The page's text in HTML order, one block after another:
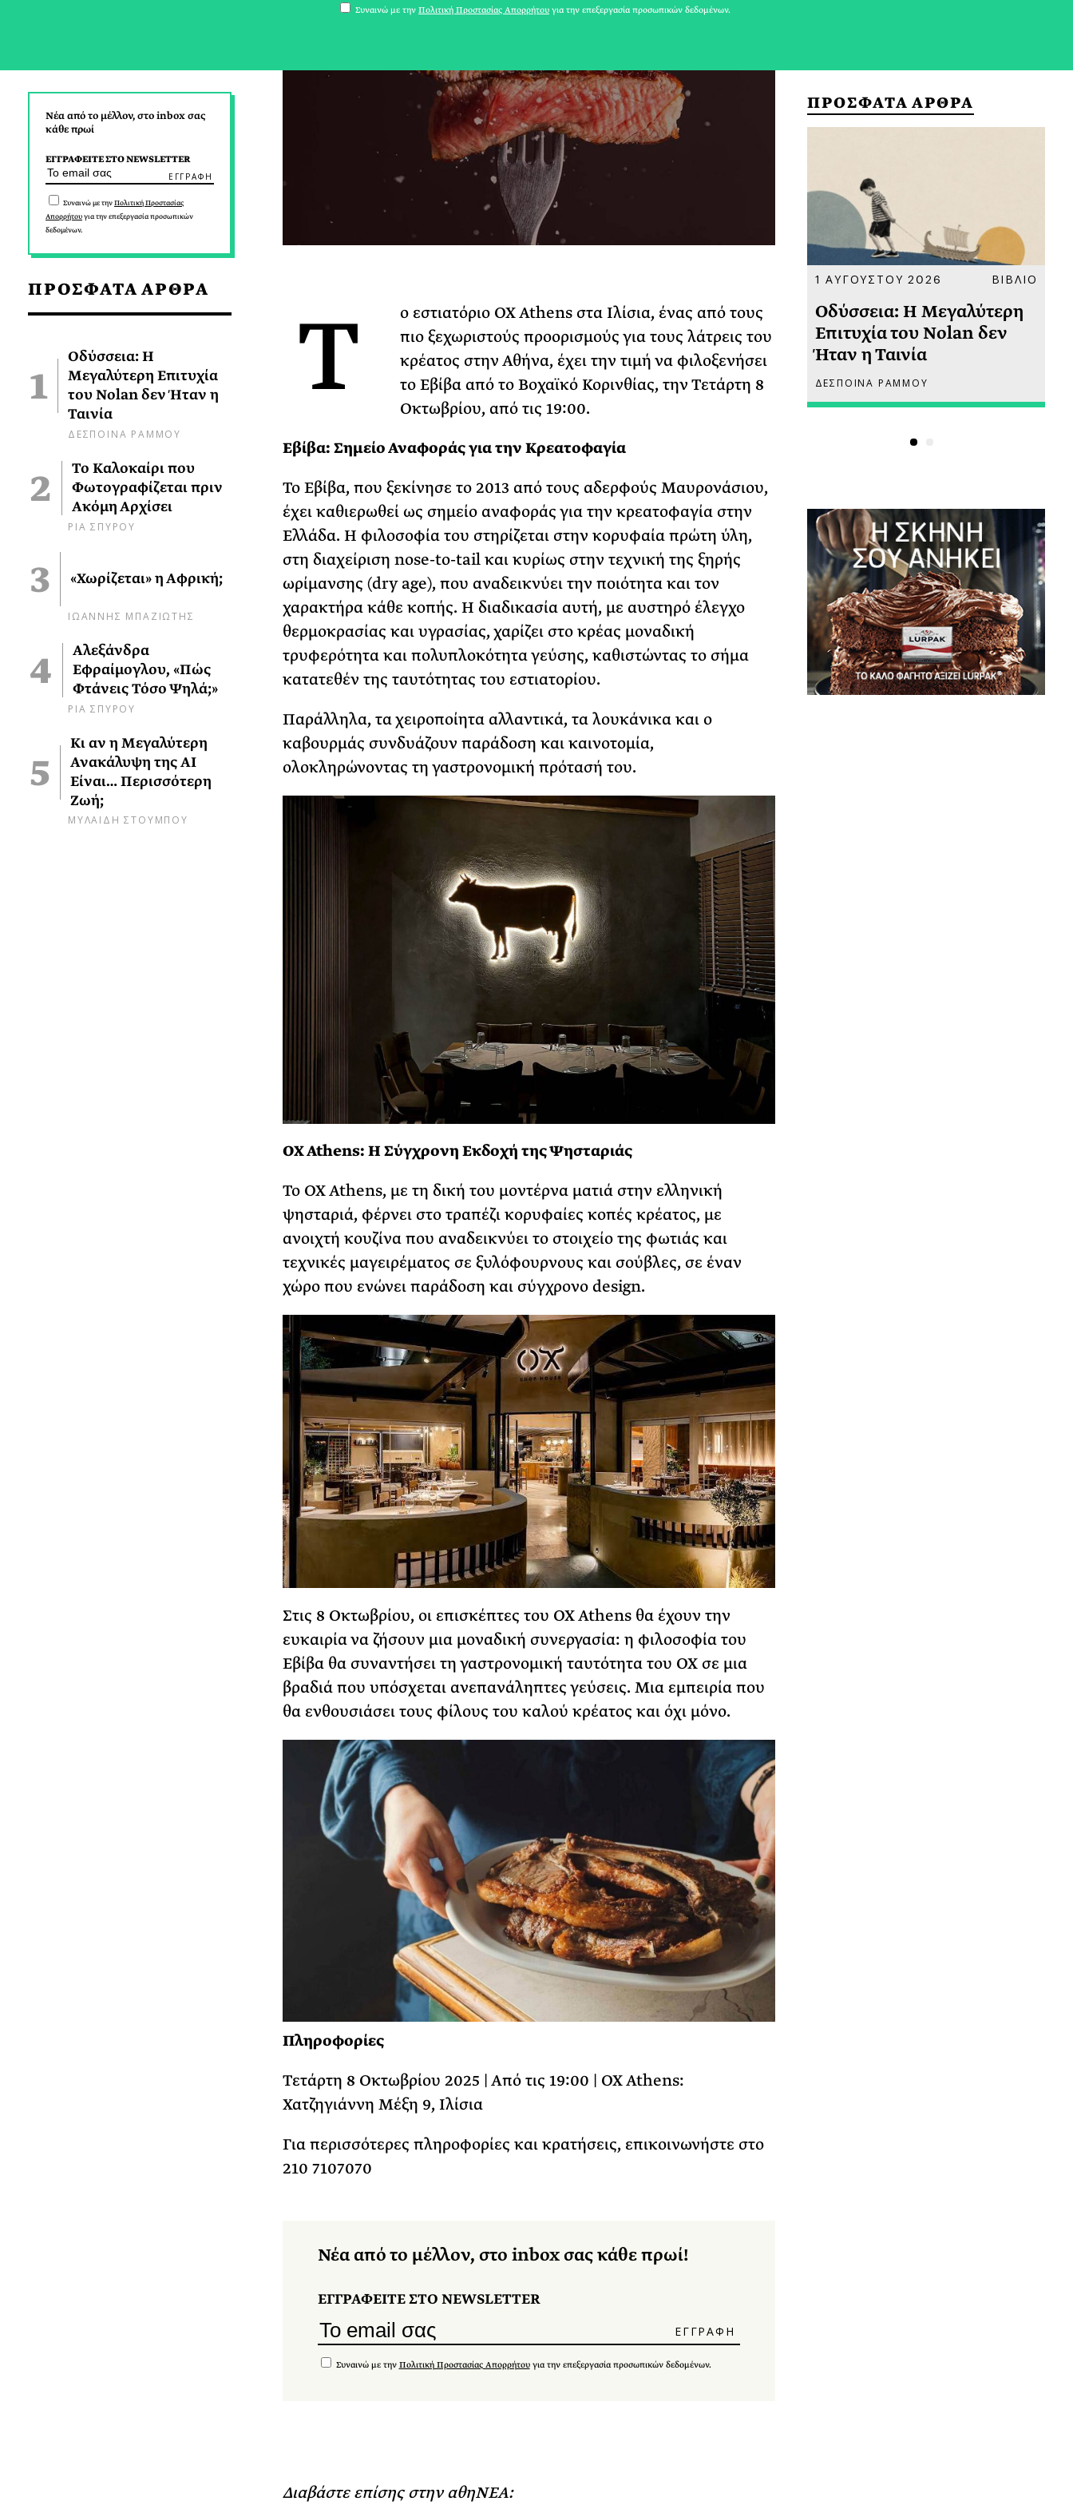
Νέα από το μέλλον, στο inbox σας
κάθε πρωί
ΕΓΓΡΑΦΕΙΤΕ ΣΤΟ NEWSLETTER
Συναινώ με τηνΠολιτική Προστασίας
Απορρήτουγια την επεξεργασία προσωπικών
δεδομένων.
ΠΡΟΣΦΑΤΑ ΑΡΘΡΑ
Οδύσσεια: Η
Μεγαλύτερη Επιτυχία
του Nolan δεν Ήταν η
Ταινία
ΔΕΣΠΟΙΝΑ ΡΑΜΜΟΥ
Το Καλοκαίρι που
Φωτογραφίζεται πριν
Ακόμη Αρχίσει
ΡΙΑ ΣΠΥΡΟΥ
«Χωρίζεται» η Αφρική;
ΙΩΑΝΝΗΣ ΜΠΑΖΙΩΤΗΣ
Αλεξάνδρα
Εφραίμογλου, «Πώς
Φτάνεις Τόσο Ψηλά;»
ΡΙΑ ΣΠΥΡΟΥ
Κι αν η Μεγαλύτερη
Ανακάλυψη της AI
Είναι… Περισσότερη
Ζωή;
ΜΥΛΑΙΔΗ ΣΤΟΥΜΠΟΥ
Τ
ο εστιατόριο OX Athens στα Ιλίσια, ένας από τους
πιο ξεχωριστούς προορισμούς για τους λάτρεις του
κρέατος στην Αθήνα, έχει την τιμή να φιλοξενήσει
το Εβίβα από το Βοχαϊκό Κορινθίας, την Τετάρτη 8
Οκτωβρίου, από τις 19:00.
Εβίβα: Σημείο Αναφοράς για την Κρεατοφαγία
Το Εβίβα, που ξεκίνησε το 2013 από τους αδερφούς Μαυρονάσιου,
έχει καθιερωθεί ως σημείο αναφοράς για την κρεατοφαγία στην
Ελλάδα. Η φιλοσοφία του στηρίζεται στην κορυφαία πρώτη ύλη,
στη διαχείριση nose-to-tail και κυρίως στην τεχνική της ξηρής
ωρίμανσης (dry age), που αναδεικνύει την ποιότητα και τον
χαρακτήρα κάθε κοπής. Η διαδικασία αυτή, με αυστηρό έλεγχο
θερμοκρασίας και υγρασίας, χαρίζει στο κρέας μοναδική
τρυφερότητα και πολυπλοκότητα γεύσης, καθιστώντας το σήμα
κατατεθέν της ταυτότητας του εστιατορίου.
Παράλληλα, τα χειροποίητα αλλαντικά, τα λουκάνικα και ο
καβουρμάς συνδυάζουν παράδοση και καινοτομία,
ολοκληρώνοντας τη γαστρονομική πρότασή του.
OX Athens: Η Σύγχρονη Εκδοχή της Ψησταριάς
Το OX Athens, με τη δική του μοντέρνα ματιά στην ελληνική
ψησταριά, φέρνει στο τραπέζι κορυφαίες κοπές κρέατος, με
ανοιχτή κουζίνα που αναδεικνύει το στοιχείο της φωτιάς και
τεχνικές μαγειρέματος σε ξυλόφουρνους και σούβλες, σε έναν
χώρο που ενώνει παράδοση και σύγχρονο design.
Στις 8 Οκτωβρίου, οι επισκέπτες του OX Athens θα έχουν την
ευκαιρία να ζήσουν μια μοναδική συνεργασία: η φιλοσοφία του
Εβίβα θα συναντήσει τη γαστρονομική ταυτότητα του OX σε μια
βραδιά που υπόσχεται ανεπανάληπτες γεύσεις. Μια εμπειρία που
θα ενθουσιάσει τους φίλους του καλού κρέατος και όχι μόνο.
Πληροφορίες
Τετάρτη 8 Οκτωβρίου 2025 | Από τις 19:00 | OX Athens:
Χατζηγιάννη Μέξη 9, Ιλίσια
Για περισσότερες πληροφορίες και κρατήσεις, επικοινωνήστε στο
210 7107070
Νέα από το μέλλον, στο inbox σας κάθε πρωί!
ΕΓΓΡΑΦΕΙΤΕ ΣΤΟ NEWSLETTER
Συναινώ με την Πολιτική Προστασίας Απορρήτουγια την επεξεργασία προσωπικών δεδομένων.
Διαβάστε επίσης στην αθηΝΕΑ:
ΠΡΟΣΦΑΤΑ ΑΡΘΡΑ
Το Καλοκαίρι που
Φωτογραφίζεται πριν
Ακόμη Αρχίσει
ΡΙΑ ΣΠΥΡΟΥ
1 ΑΥΓΟΥΣΤΟΥ 2026 ΒΙΒΛΙΟ
Οδύσσεια: Η Μεγαλύτερη
Επιτυχία του Nolan δεν
Ήταν η Ταινία
ΔΕΣΠΟΙΝΑ ΡΑΜΜΟΥ
Συναινώ με την Πολιτική Προστασίας Απορρήτου για την επεξεργασία προσωπικών δεδομένων.